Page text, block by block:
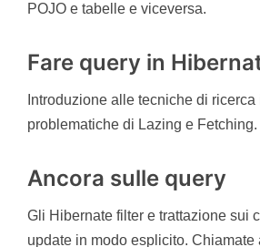
POJO e tabelle e viceversa.
Fare query in
Introduzione alle tecniche di
problematiche di Lazing e Fetching.
Ancora sulle query
Gli Hibernate filter e trattazione sui
update in modo esplicito.